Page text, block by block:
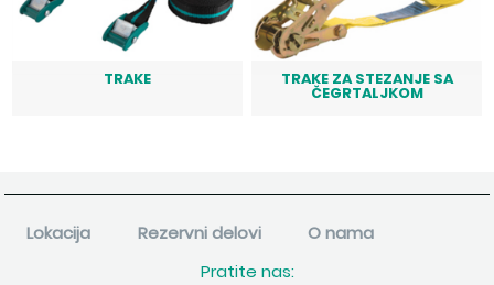
TRAKE TRAKE ZA STEZANJE SA
ČEGRTALJKOM
Lokacija Rezervni delovi
O nama
Pratite nas: